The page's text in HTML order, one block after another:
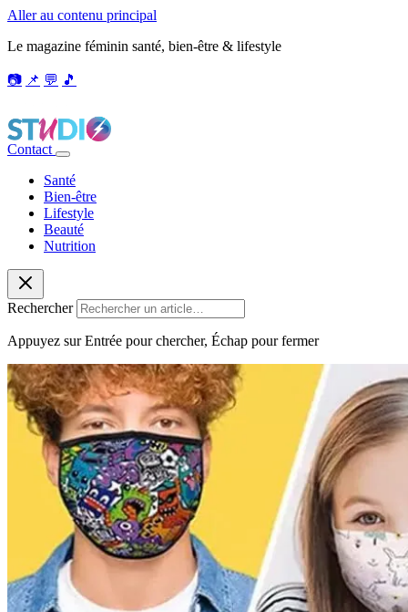
Aller au contenu principal
Le magazine féminin santé, bien-être & lifestyle
📷 📌 💬 🎵
Contact
Santé
Bien-être
Lifestyle
Beauté
Nutrition
Rechercher
Appuyez sur Entrée pour chercher, Échap pour fermer